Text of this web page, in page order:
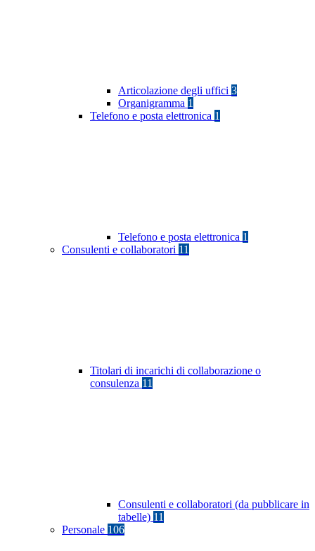
Articolazione degli uffici 3
Organigramma 1
Telefono e posta elettronica 1
Telefono e posta elettronica 1
Consulenti e collaboratori 11
Titolari di incarichi di collaborazione o
consulenza 11
Consulenti e collaboratori (da pubblicare in
tabelle) 11
Personale 106